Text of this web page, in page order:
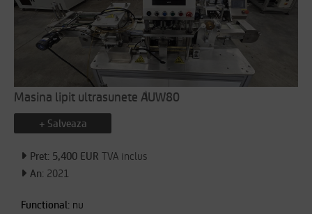
Masina lipit ultrasunete AUW80
+ Salveaza
Pret: 5,400 EUR TVA inclus
An: 2021
Functional: nu